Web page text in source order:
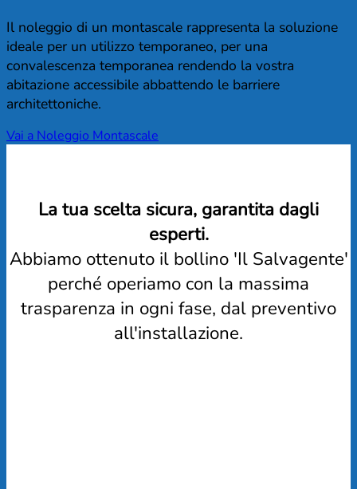
Il noleggio di un montascale rappresenta la soluzione
ideale per un utilizzo temporaneo, per una
convalescenza temporanea rendendo la vostra
abitazione accessibile abbattendo le barriere
architettoniche.
Vai a Noleggio Montascale
La tua scelta sicura, garantita dagli
esperti.
Abbiamo ottenuto il bollino 'Il Salvagente'
perché operiamo con la massima
trasparenza in ogni fase, dal preventivo
all'installazione.